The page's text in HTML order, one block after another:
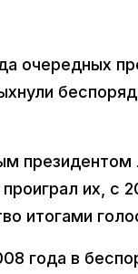
очередных
их, с
итогами
года в